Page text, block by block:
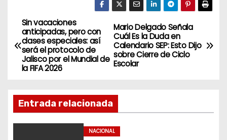
N
a
v
e
g
Mario Delgado Señala
Cuál Es la Duda en
Calendario SEP: Esto Dijo
sobre Cierre de Ciclo
Escolar
Sin vacaciones
anticipadas, pero con
clases especiales: así
será el protocolo de
Jalisco por el Mundial de
la FIFA 2026
Entrada relacionada
NACIONAL